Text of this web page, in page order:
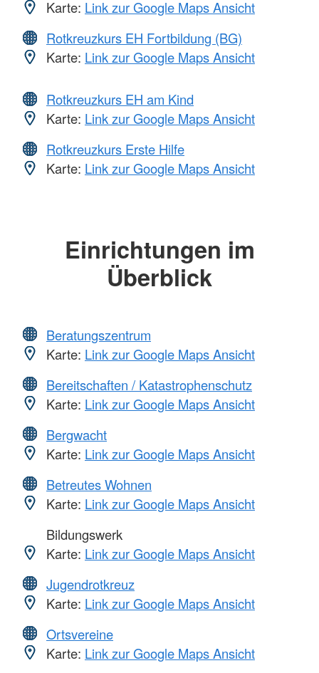
Karte: Link zur Google Maps Ansicht
Rotkreuzkurs EH Fortbildung (BG)
Karte: Link zur Google Maps Ansicht
Rotkreuzkurs EH am Kind
Karte: Link zur Google Maps Ansicht
Rotkreuzkurs Erste Hilfe
Karte: Link zur Google Maps Ansicht
Einrichtungen im
Überblick
Beratungszentrum
Karte: Link zur Google Maps Ansicht
Bereitschaften / Katastrophenschutz
Karte: Link zur Google Maps Ansicht
Bergwacht
Karte: Link zur Google Maps Ansicht
Betreutes Wohnen
Karte: Link zur Google Maps Ansicht
Bildungswerk
Karte: Link zur Google Maps Ansicht
Jugendrotkreuz
Karte: Link zur Google Maps Ansicht
Ortsvereine
Karte: Link zur Google Maps Ansicht